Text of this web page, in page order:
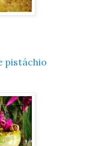
pistáchio